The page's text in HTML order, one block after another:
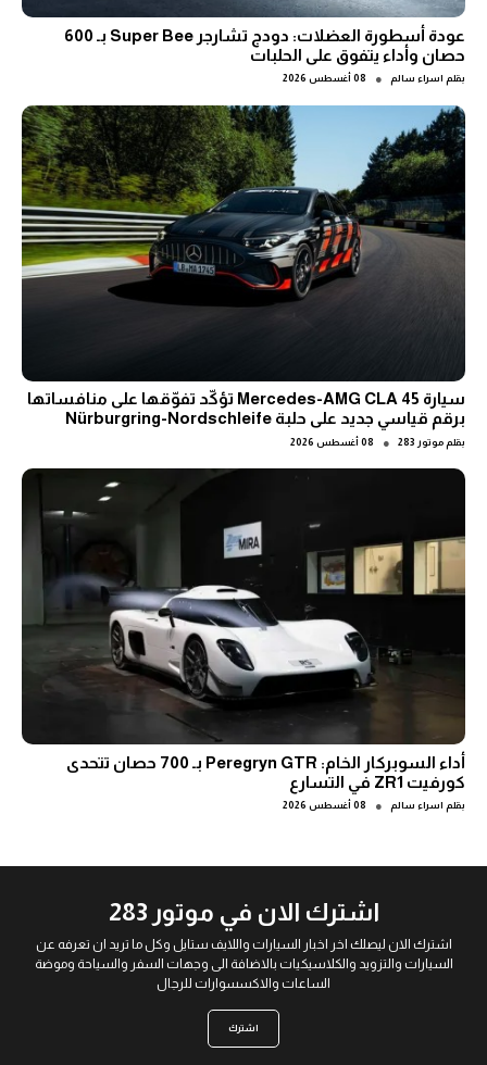
عودة أسطورة العضلات: دودج تشارجر Super Bee بـ 600
حصان وأداء يتفوق على الحلبات
بقلم اسراء سالم ● 08 أغسطس 2026
سيارة Mercedes-AMG CLA 45 تؤكّد تفوّقها على منافساتها
برقم قياسي جديد على حلبة Nürburgring-Nordschleife
بقلم موتور 283 ● 08 أغسطس 2026
أداء السوبركار الخام: Peregryn GTR بـ 700 حصان تتحدى
كورفيت ZR1 في التسارع
بقلم اسراء سالم ● 08 أغسطس 2026
اشترك الان في موتور 283
اشترك الان ليصلك اخر اخبار السيارات واللايف ستايل وكل ما تريد ان تعرفه عن
السيارات والتزويد والكلاسيكيات بالاضافة الى وجهات السفر والسياحة وموضة
الساعات والاكسسوارات للرجال
اشترك